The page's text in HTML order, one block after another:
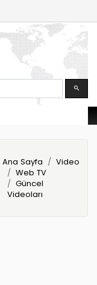
Ana Sayfa
Video
Web TV
Güncel
Videoları